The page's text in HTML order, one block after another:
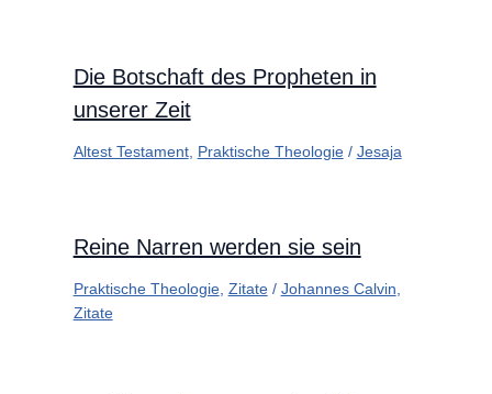
Die Botschaft des Propheten in
unserer Zeit
Altest Testament, Praktische Theologie/ Jesaja
Reine Narren werden sie sein
Praktische Theologie, Zitate/ Johannes Calvin
Zitate